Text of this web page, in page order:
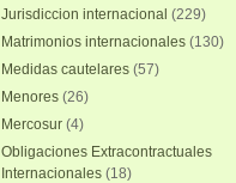
Jurisdiccion internacional (229)
Matrimonios internacionales (130)
Medidas cautelares (57)
Menores (26)
Mercosur (4)
Obligaciones Extracontractuales
Internacionales (18)